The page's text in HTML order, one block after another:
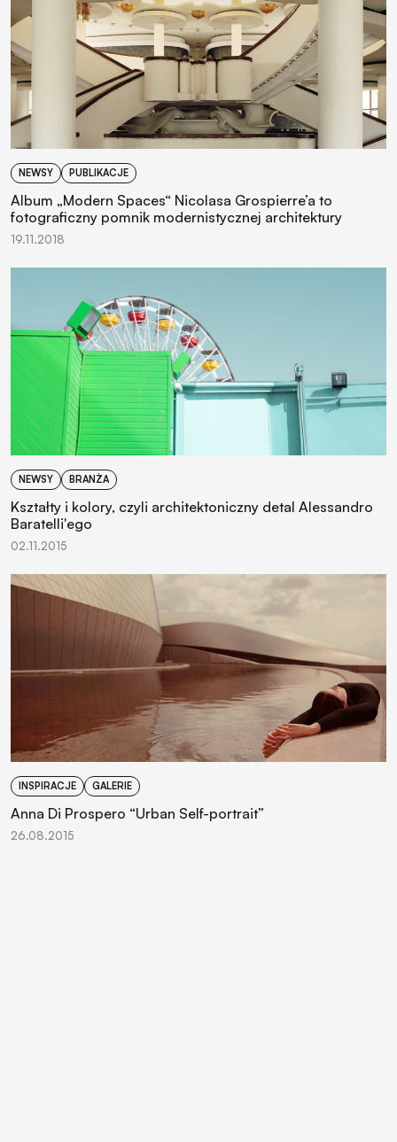
NEWSY PUBLIKACJE
Album „Modern Spaces“ Nicolasa Grospierre’a to
fotograficzny pomnik modernistycznej architektury
19.11.2018
NEWSY BRANŻA
Kształty i kolory, czyli architektoniczny detal Alessandro
Baratelli'ego
02.11.2015
INSPIRACJE GALERIE
Anna Di Prospero “Urban Self-portrait”
26.08.2015